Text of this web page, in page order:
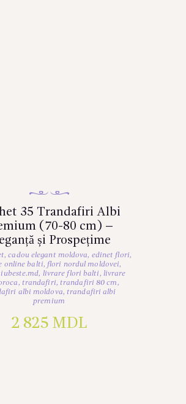
35 Trandafiri Albi
(70-80 cm) –
și Prospețime
,cadou elegant moldova, edinet flori,
online balti, flori nordul moldovei,
iubeste.md, livrare flori balti , livrare
, trandafiri, trandafiri 80 cm ,
albi moldova, trandafiri albi
premium
2 825 MDL